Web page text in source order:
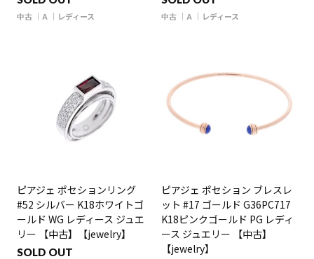
中古 A レディース 中古 A レディース
ピアジェ ポセションリング
#52 シルバー K18ホワイトゴ
ールド WG レディース ジュエ
リー 【中古】【jewelry】
SOLD OUT
ピアジェ ポセション ブレスレ
ット #17 ゴールド G36PC717
K18ピンクゴールド PG レディ
ース ジュエリー 【中古】
【jewelry】